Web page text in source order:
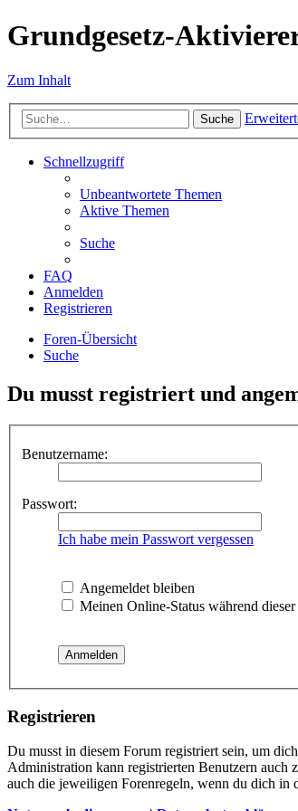
Grundgesetz-
Zum Inhalt
Suche
Schnellzugriff
Unbeantwortete Themen
Aktive Themen
Suche
FAQ
Anmelden
Registrieren
Foren-Übersicht
Suche
Du musst registriert und
Benutzername:
Passwort:
Ich habe mein Passwort vergessen
Angemeldet bleiben
Meinen Online-Status während
Registrieren
Du musst in diesem Forum registriert sein, um
Administration kann registrierten Benutzern auch
auch die jeweiligen Forenregeln, wenn du dich in